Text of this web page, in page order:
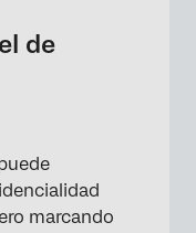
de
marcando